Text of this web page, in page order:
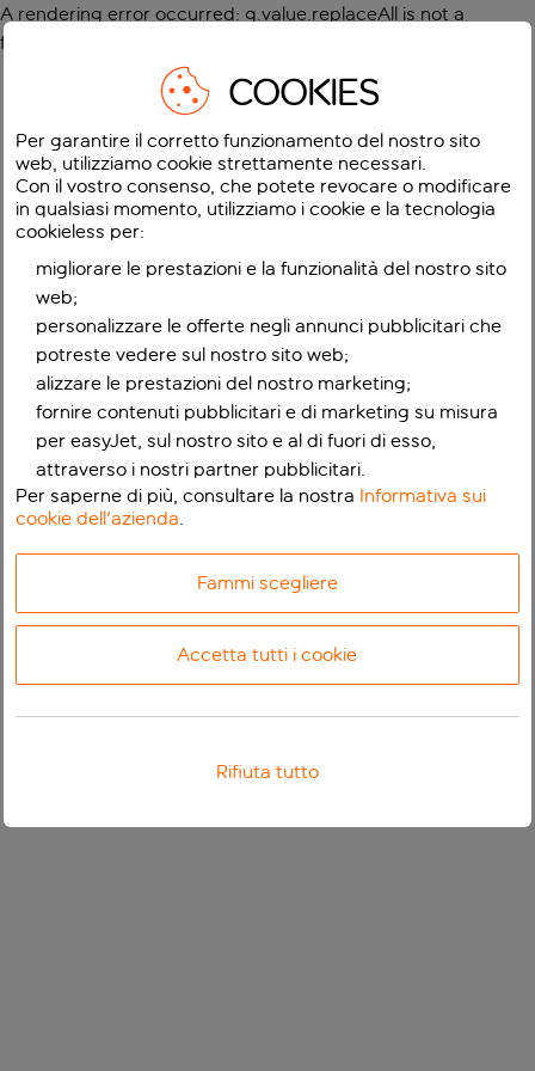
A rendering error occurred: g.value.replaceAll is not a
function
COOKIES
Per garantire il corretto funzionamento del nostro sito
web, utilizziamo cookie strettamente necessari.
Con il vostro consenso, che potete revocare o modificare
in qualsiasi momento, utilizziamo i cookie e la tecnologia
cookieless per:
migliorare le prestazioni e la funzionalità del nostro sito
web;
personalizzare le offerte negli annunci pubblicitari che
potreste vedere sul nostro sito web;
alizzare le prestazioni del nostro marketing;
fornire contenuti pubblicitari e di marketing su misura
per easyJet, sul nostro sito e al di fuori di esso,
attraverso i nostri partner pubblicitari.
Per saperne di più, consultare la nostra Informativa sui
cookie dell'azienda.
Fammi scegliere
Accetta tutti i cookie
Rifiuta tutto